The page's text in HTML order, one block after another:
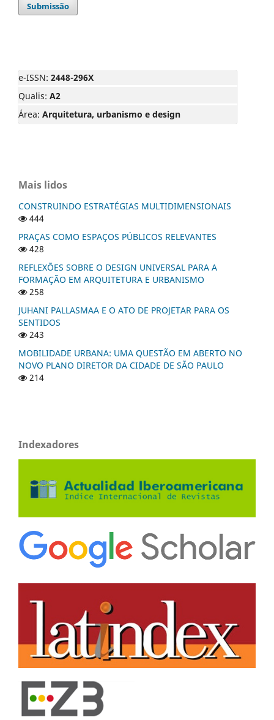
Submissão
e-ISSN: 2448-296X
Qualis: A2
Área: Arquitetura, urbanismo e design
Mais lidos
CONSTRUINDO ESTRATÉGIAS MULTIDIMENSIONAIS
444
PRAÇAS COMO ESPAÇOS PÚBLICOS RELEVANTES
428
REFLEXÕES SOBRE O DESIGN UNIVERSAL PARA A
FORMAÇÃO EM ARQUITETURA E URBANISMO
258
JUHANI PALLASMAA E O ATO DE PROJETAR PARA OS
SENTIDOS
243
MOBILIDADE URBANA: UMA QUESTÃO EM ABERTO NO
NOVO PLANO DIRETOR DA CIDADE DE SÃO PAULO
214
Indexadores